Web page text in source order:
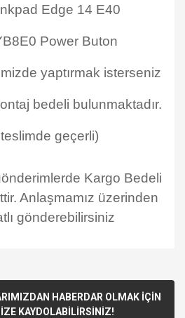
Edge 14 E40
Power Buton
yaptırmak isterseniz
bedeli bulunmaktadır.
geçerli)
Kargo Bedeli
Anlaşmamız üzerinden
gönderebilirsiniz
HABERDAR OLMAK İÇİN
KAYDOLABİLİRSİNİZ!